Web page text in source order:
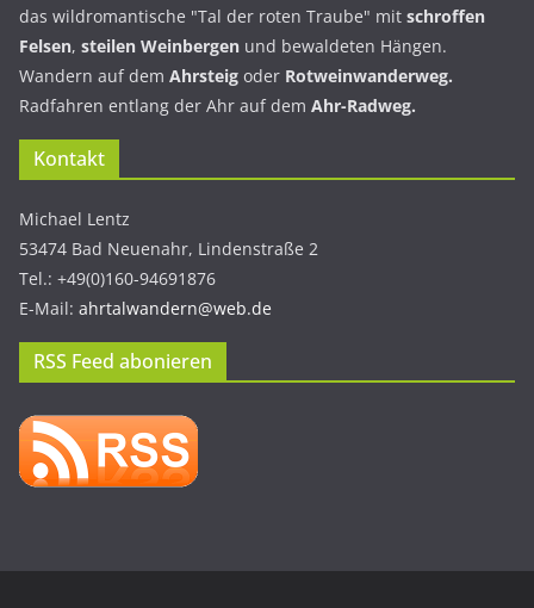
das wildromantische "Tal der roten Traube" mit schroffen
Felsen, steilen Weinbergen und bewaldeten Hängen.
Wandern auf dem Ahrsteig oder Rotweinwanderweg.
Radfahren entlang der Ahr auf dem Ahr-Radweg.
Kontakt
Michael Lentz
53474 Bad Neuenahr, Lindenstraße 2
Tel.: +49(0)160-94691876
E-Mail: ahrtalwandern@web.de
RSS Feed abonieren